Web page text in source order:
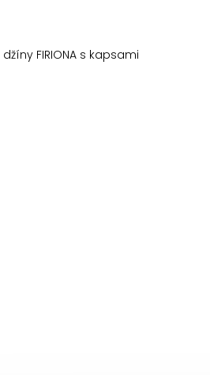
FIRIONA s kapsami